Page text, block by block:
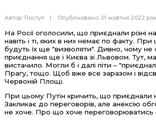
Автор: Поступ Опубліковано: 01 жовтня 2022
На Росії оголосили, що приєднали різні
навіть і ті, яких в них немає по факту.
будуть їх ще "визволяти". Дивно, чому не
приєднання ще і Києва зі Львовом. Тут,
вистачило. Могли б і далі піти –
Прагу, тощо. Щоб вже все заразом і
Червоній Площі.
При цьому Путін кричить, що приєднали
Закликає до переговорів, але анексію
не хоче. Про що хоче переговорюватись